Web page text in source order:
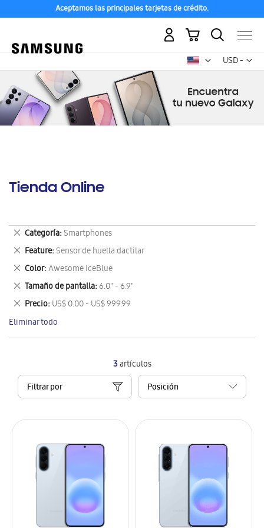
Aceptamos las principales tarjetas de crédito.
USD -
dólar
Mi carrito
Tienda Online
3artículos
Filtrar por
Categoría Smartphones
Eliminar
este
artículo
Feature Sensor de huella dactilar
Eliminar
este
artículo
Color Awesome IceBlue
Eliminar
este
artículo
Tamaño de pantalla 6.0" - 6.9"
Eliminar
este
artículo
Precio US$ 0.00 - US$ 999.99
Eliminar
este
artículo
Eliminar todo